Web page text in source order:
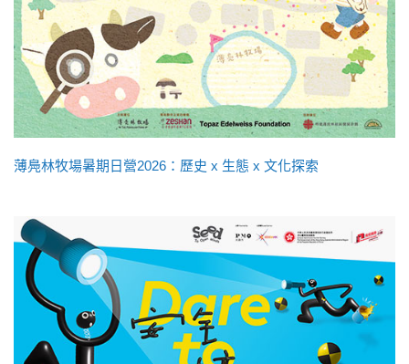
薄鳧林牧場暑期日營2026：歷史 x 生態 x 文化探索